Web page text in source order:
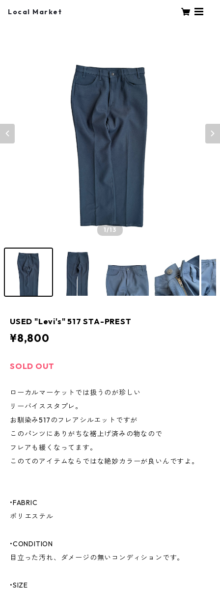
Local Market
1/13
USED "Levi's" 517 STA-PREST
¥8,800
SOLD OUT
ローカルマーケットでは扱うのが珍しい
リーバイススタプレ。
お馴染み517のフレアシルエットですが
このパンツにありがちな裾上げ済みの物なので
フレアも緩くなってます。
このてのアイテムならではな絶妙カラーが良いんですよ。
•FABRIC
ポリエステル
•CONDITION
目立った汚れ、ダメージの無いコンディションです。
•SIZE